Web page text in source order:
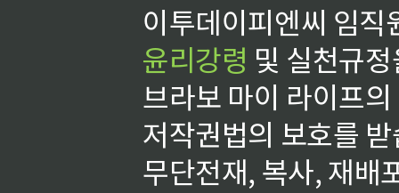
이투데이피엔씨 임
윤리강령 및 실천규
브라보 마이 라이프
저작권법의 보호를
무단전재, 복사, 재배